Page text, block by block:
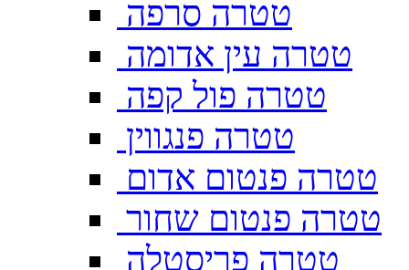
טטרה סרפה
טטרה עין אדומה
טטרה פול קפה
טטרה פנגווין
טטרה פנטום אדום
טטרה פנטום שחור
טטרה פריסטלה